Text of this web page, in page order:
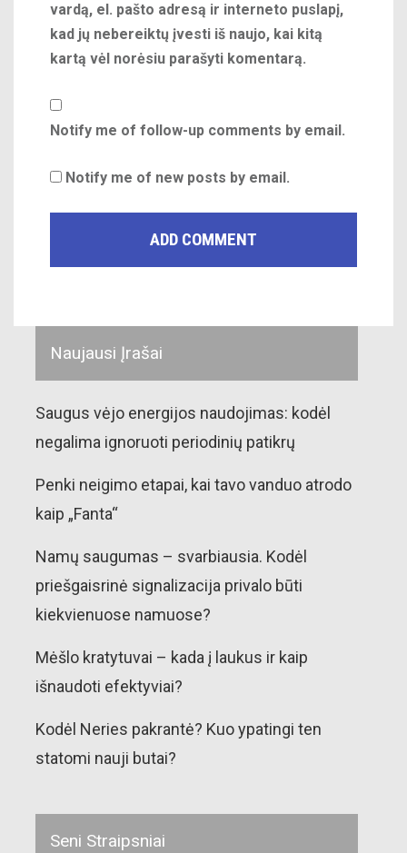
vardą, el. pašto adresą ir interneto puslapį,
kad jų nebereiktų įvesti iš naujo, kai kitą
kartą vėl norėsiu parašyti komentarą.
Notify me of follow-up comments by email.
Notify me of new posts by email.
Naujausi Įrašai
Saugus vėjo energijos naudojimas: kodėl
negalima ignoruoti periodinių patikrų
Penki neigimo etapai, kai tavo vanduo atrodo
kaip „Fanta“
Namų saugumas – svarbiausia. Kodėl
priešgaisrinė signalizacija privalo būti
kiekvienuose namuose?
Mėšlo kratytuvai – kada į laukus ir kaip
išnaudoti efektyviai?
Kodėl Neries pakrantė? Kuo ypatingi ten
statomi nauji butai?
Seni Straipsniai